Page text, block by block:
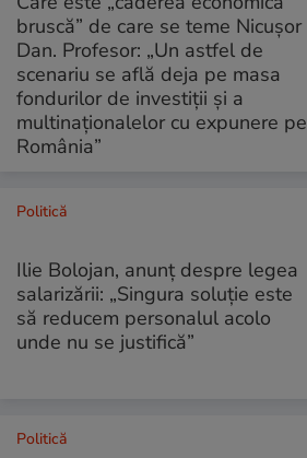
bruscă” de care se teme Nicușor
Dan. Profesor: „Un astfel de
scenariu se află deja pe masa
fondurilor de investiții și a
multinaționalelor cu expunere pe
România”
Politică
Ilie Bolojan, anunț despre legea
salarizării: „Singura soluție este
să reducem personalul acolo
unde nu se justifică”
Politică